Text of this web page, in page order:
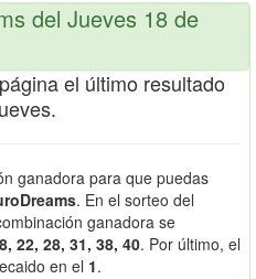
del Jueves 18 de
el último resultado
ganadora para que puedas
. En el sorteo del
ganadora se
22, 28, 31, 38, 40. Por último, el
en el 1.